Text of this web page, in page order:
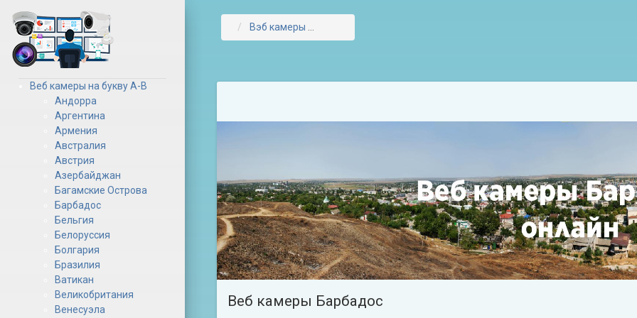
Веб камеры на букву А-В
Андорра
Аргентина
Армения
Австралия
Австрия
Азербайджан
Багамские Острова
Барбадос
Бельгия
Белоруссия
Болгария
Бразилия
Ватикан
Великобритания
Венесуэла
Вэб камеры
Веб камеры Барбадос